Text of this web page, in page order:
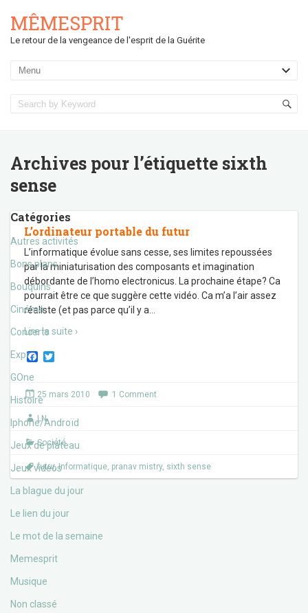
MÊMESPRIT
Le retour de la vengeance de l'esprit de la Guérite
Archives pour l’étiquette sixth
sense
Catégories
Autres activités
Bons plans
Bouquins
Cinéma
Concerts
Expos
GOne
Histoire
Iphone/Androïd
Jeux de plateau
Jeux vidéos
La blague du jour
Le lien du jour
Le mot de la semaine
Memesprit
Musique
Non classé
L’ordinateur portable du futur
L’informatique évolue sans cesse, ses limites repoussées
par la miniaturisation des composants et imagination
débordante de l’homo electronicus. La prochaine étape? Ca
pourrait être ce que suggère cette vidéo. Ca m’a l’air assez
réaliste (et pas parce qu’il y a
Lire la suite ›
F
e
b
o
t
r
25 mars 2010 1 Comment
LN
Société
futur,Informatique, pranav mistry, sixth sense